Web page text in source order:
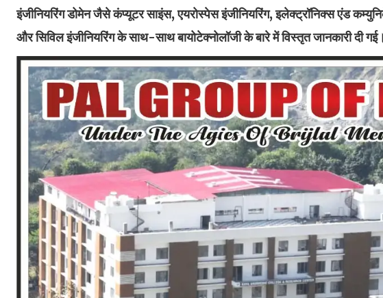
इंजीनियरिंग डोमेन जैसे कंप्यूटर साइंस, एयरोस्पेस इंजीनियरिंग, इलेक्ट्रॉनिक्स एंड
और सिविल इंजीनियरिंग के साथ-साथ बायोटेक्नोलॉजी के बारे में विस्तृत जानकारी दी गई।